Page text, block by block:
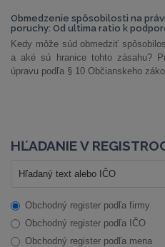
Obmedzenie spôsobilosti na
poruchy: Od ultima ratio k
Kedy môže súd obmedziť
a aké sú hranice tohto zásahu?
úpravu podľa § 10 Občianskeho
HĽADANIE V
Obchodný register podľa firmy
Obchodný register podľa IČO
Obchodný register podľa mena